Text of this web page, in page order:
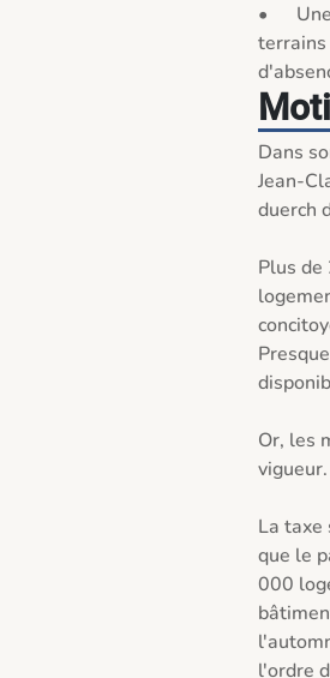
•	Une procédure autorisant les communes à récupérer des biens et
terrains
Dans
Jean-
duerch
Plus de
Or, les
vigueur.
La taxe
que le
000
l'ordre